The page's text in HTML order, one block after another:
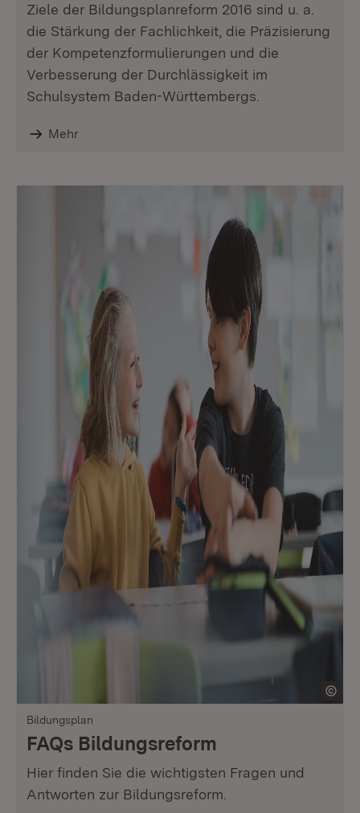
Ziele der Bildungsplanreform 2016 sind u. a.
die Stärkung der Fachlichkeit, die Präzisierung
der Kompetenzformulierungen und die
Verbesserung der Durchlässigkeit im
Schulsystem Baden-Württembergs.
Mehr
Bildungsplan
FAQs Bildungsreform
Hier finden Sie die wichtigsten Fragen und
Antworten zur Bildungsreform.